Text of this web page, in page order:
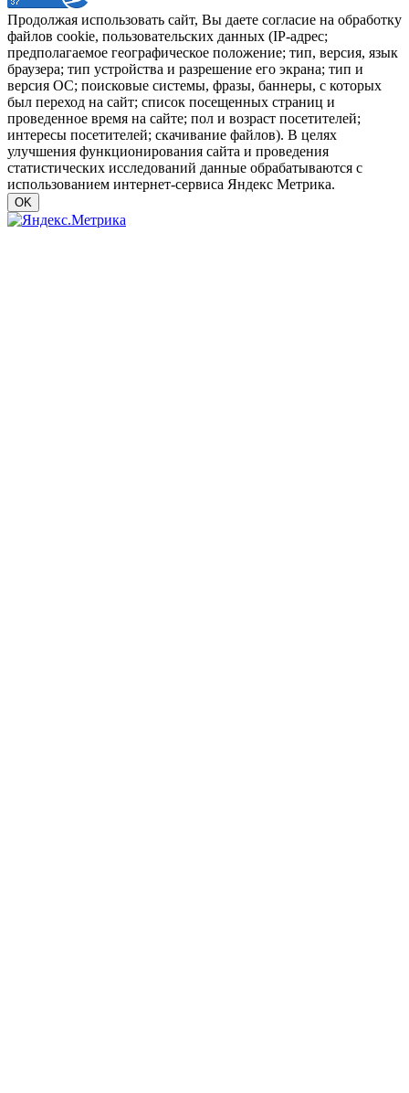
Продолжая использовать сайт, Вы даете согласие на обработку
файлов cookie, пользовательских данных (IP-адрес;
предполагаемое географическое положение; тип, версия, язык
браузера; тип устройства и разрешение его экрана; тип и
версия ОС; поисковые системы, фразы, баннеры, с которых
был переход на сайт; список посещенных страниц и
проведенное время на сайте; пол и возраст посетителей;
интересы посетителей; скачивание файлов). В целях
улучшения функционирования сайта и проведения
статистических исследований данные обрабатываются с
использованием интернет-сервиса Яндекс Метрика.
OK